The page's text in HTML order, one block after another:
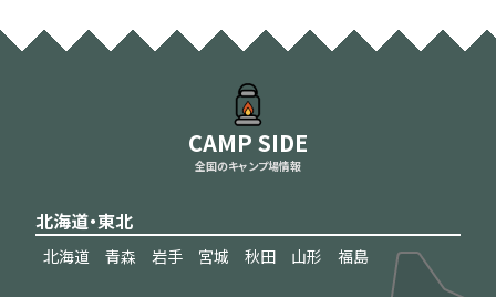
CAMP SIDE
全国のキャンプ場情報
北海道・東北
北海道 青森 岩手 宮城 秋田 山形 福島